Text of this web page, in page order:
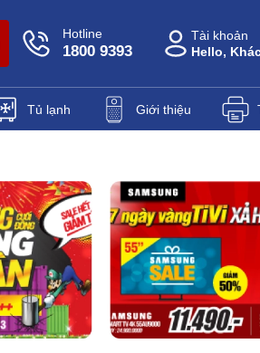
Hotline
1800 9393
Tài khoản
Hello,
Tủ lạnh Giới thiệu